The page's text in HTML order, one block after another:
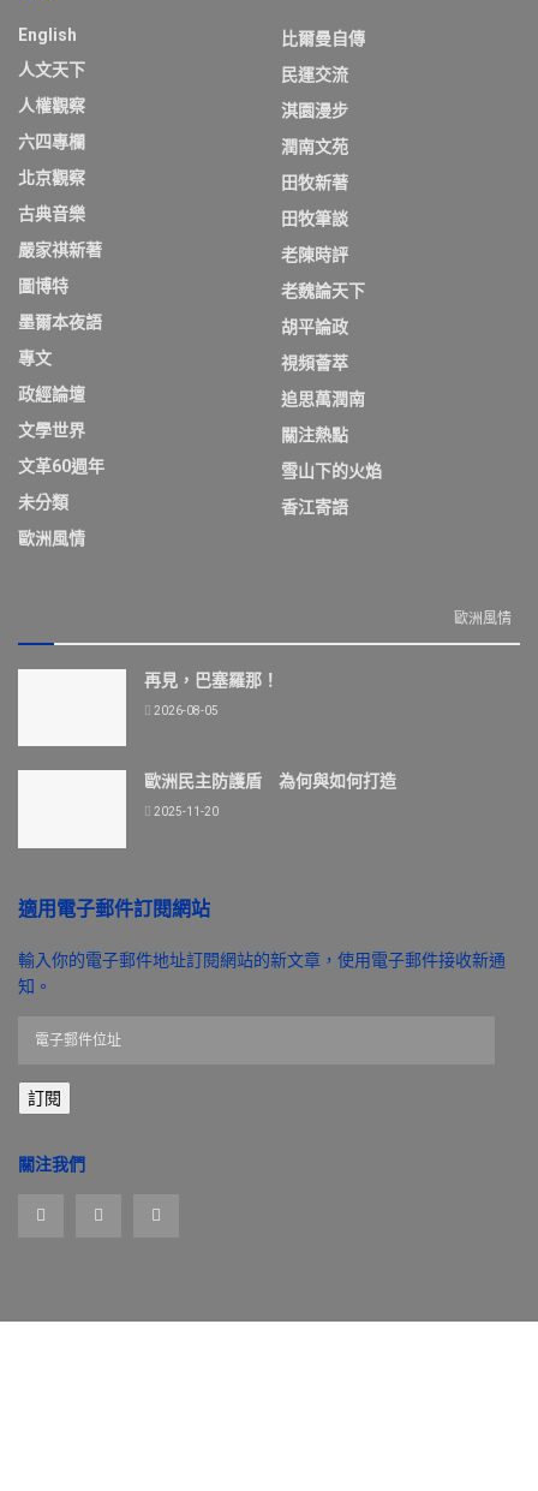
English
人文天下
人權觀察
六四專欄
北京觀察
古典音樂
嚴家祺新著
圖博特
墨爾本夜語
專文
政經論壇
文學世界
文革60週年
未分類
歐洲風情
比爾曼自傳
民運交流
淇園漫步
潤南文苑
田牧新著
田牧筆談
老陳時評
老魏論天下
胡平論政
視頻薈萃
追思萬潤南
關注熱點
雪山下的火焰
香江寄語
歐洲風情
再見，巴塞羅那！
2026-08-05
歐洲民主防護盾 為何與如何打造
2025-11-20
適用電子郵件訂閱網站
輸入你的電子郵件地址訂閱網站的新文章，使用電子郵件接收新通
知。
郵
件
址
訂閱
關注我們